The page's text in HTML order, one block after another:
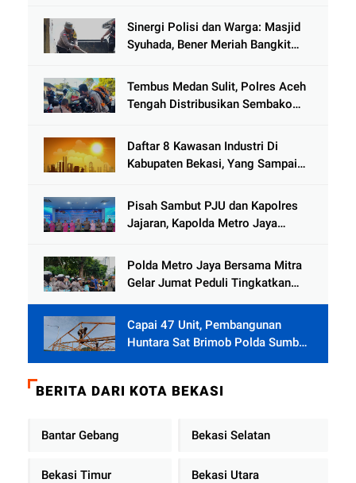
Tamiang
Sinergi Polisi dan Warga: Masjid
Syuhada, Bener Meriah Bangkit
Tembus Medan Sulit, Polres Aceh
Tengah Distribusikan Sembako
Jamat
Daftar 8 Kawasan Industri Di
Kabupaten Bekasi, Yang Sampai
Pisah Sambut PJU dan Kapolres
Jajaran, Kapolda Metro Jaya
Diperkuat
Polda Metro Jaya Bersama Mitra
Gelar Jumat Peduli Tingkatkan
Capai 47 Unit, Pembangunan
Huntara Sat Brimob Polda Sumbar
Terus Berjalan di Pauh
BERITA DARI KOTA BEKASI
Bantar Gebang Bekasi Selatan
Bekasi Timur Bekasi Utara